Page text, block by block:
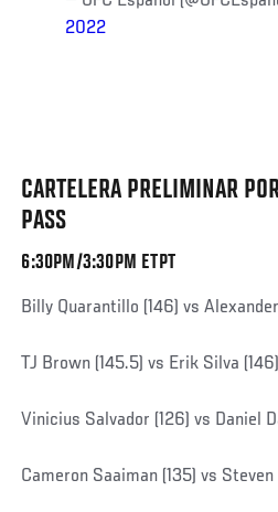
2022
CARTELERA PRELIMINAR
PASS
6:30PM/3:30PM ETPT
Billy Quarantillo (146) vs
TJ Brown (145.5) vs Erik Silva (146)
Vinicius Salvador (126) vs Daniel
Cameron Saaiman (135) vs Steven